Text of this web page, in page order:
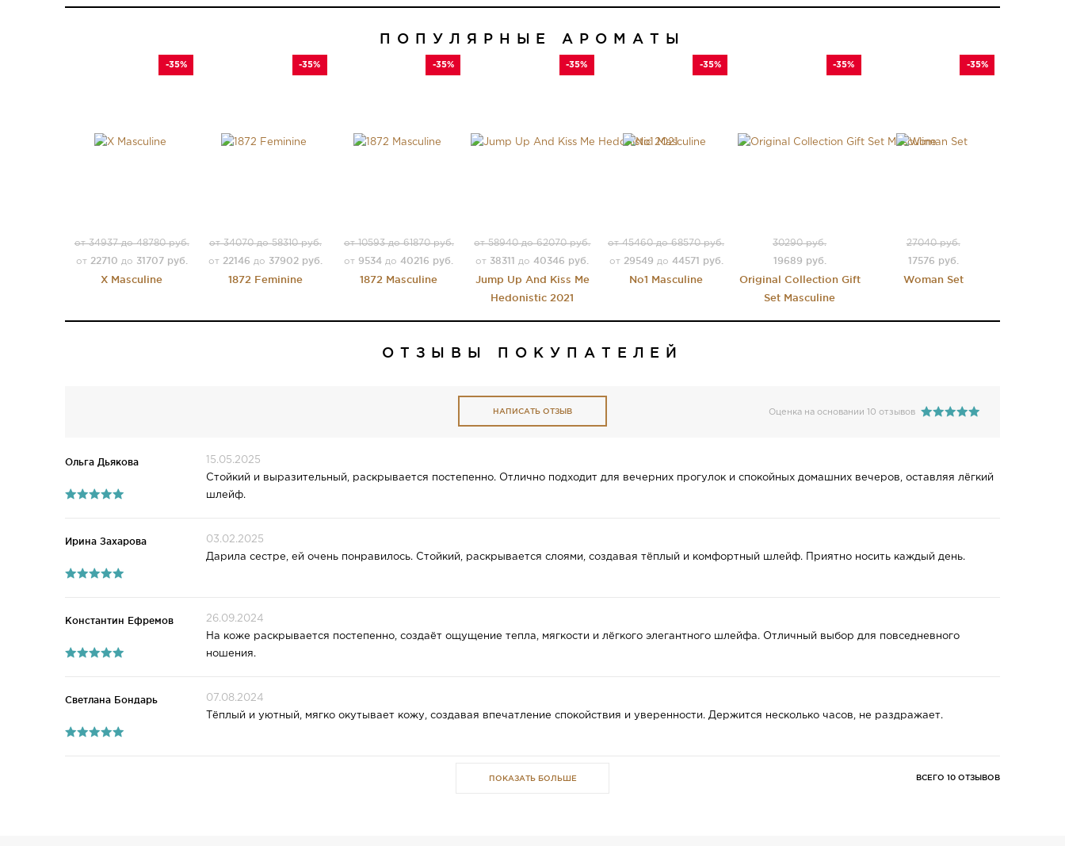
ПОПУЛЯРНЫЕ АРОМАТЫ
-35%
от 34937 до 48780 руб.
от 22710 до 31707 руб.
X Masculine
-35%
от 34070 до 58310 руб.
от 22146 до 37902 руб.
1872 Feminine
-35%
от 10593 до 61870 руб.
от 9534 до40216 руб.
1872 Masculine
-35%
от 58940 до 62070 руб.
от 38311 до40346 руб.
Jump Up And Kiss Me
Hedonistic 2021
-35%
от 45460 до 68570 руб.
от 29549 до 44571 руб.
No1 Masculine
-35%
30290 руб.
19689 руб.
Original Collection Gift
Set Masculine
-35%
27040 руб.
17576 руб.
Woman Set
ОТЗЫВЫ ПОКУПАТЕЛЕЙ
НАПИСАТЬ ОТЗЫВ Оценка на основании 10 отзывов
Ольга Дьякова
15.05.2025
Стойкий и выразительный, раскрывается постепенно. Отлично подходит для вечерних прогулок и спокойных домашних вечеров, оставляя лёгкий
шлейф.
Ирина Захарова
03.02.2025
Дарила сестре, ей очень понравилось. Стойкий, раскрывается слоями, создавая тёплый и комфортный шлейф. Приятно носить каждый день.
Константин Ефремов
26.09.2024
На коже раскрывается постепенно, создаёт ощущение тепла, мягкости и лёгкого элегантного шлейфа. Отличный выбор для повседневного
ношения.
Светлана Бондарь
07.08.2024
Тёплый и уютный, мягко окутывает кожу, создавая впечатление спокойствия и уверенности. Держится несколько часов, не раздражает.
ВСЕГО 10 ОТЗЫВОВ
ПОКАЗАТЬ БОЛЬШЕ